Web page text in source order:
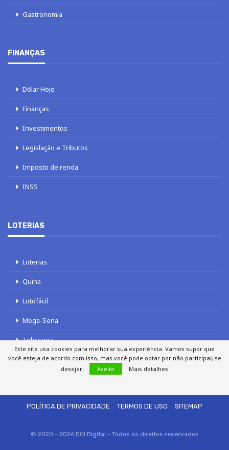
Gastronomia
FINANÇAS
Dólar Hoje
Finanças
Investimentos
Legislação e Tributos
Imposto de renda
INSS
LOTERIAS
Loterias
Quina
Lotofácil
Mega-Sena
Tele sena
POLÍTICA DE PRIVACIDADE
TERMOS DE USO SITEMAP
© 2020 - 2026 DCI Digital - Todos os direitos reservados
Este site usa cookies para melhorar sua experiência. Vamos supor que
você esteja de acordo com isso, mas você pode optar por não participar, se
desejar.
Aceito Mais detalhes